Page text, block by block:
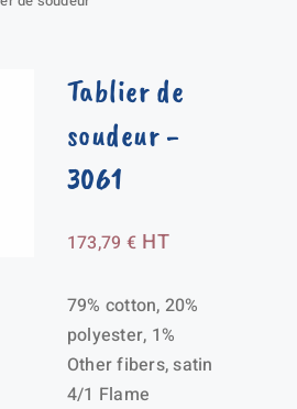
Tablier de
soudeur-
3061
173,79 € HT
79% cotton, 20%
polyester, 1%
Other fibers, satin
4/1 Flame